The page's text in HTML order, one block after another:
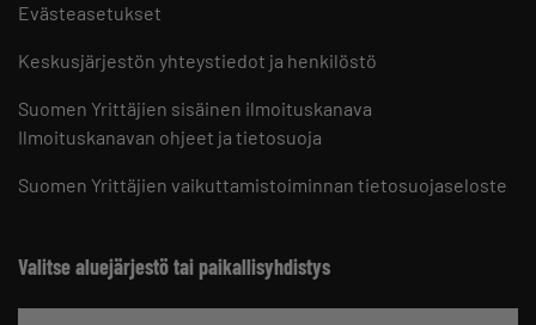
Evästeasetukset
Keskusjärjestön yhteystiedot ja henkilöstö
Suomen Yrittäjien sisäinen ilmoituskanava
Ilmoituskanavan ohjeet ja tietosuoja
Suomen Yrittäjien vaikuttamistoiminnan tietosuojaseloste
Valitse aluejärjestö tai paikallisyhdistys